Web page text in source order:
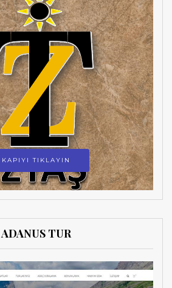
KAPIYI TIKLAYIN
ADANUS TUR